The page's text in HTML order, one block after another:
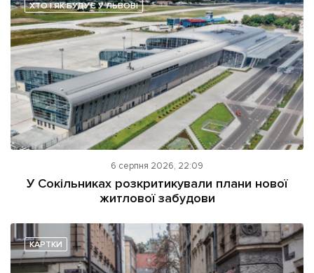
ХТО І ЯК БУДУЄ У ЛЬВОВІ
6 серпня 2026, 22:09
У Сокільниках розкритикували плани нової
житлової забудови
КАРТКИ